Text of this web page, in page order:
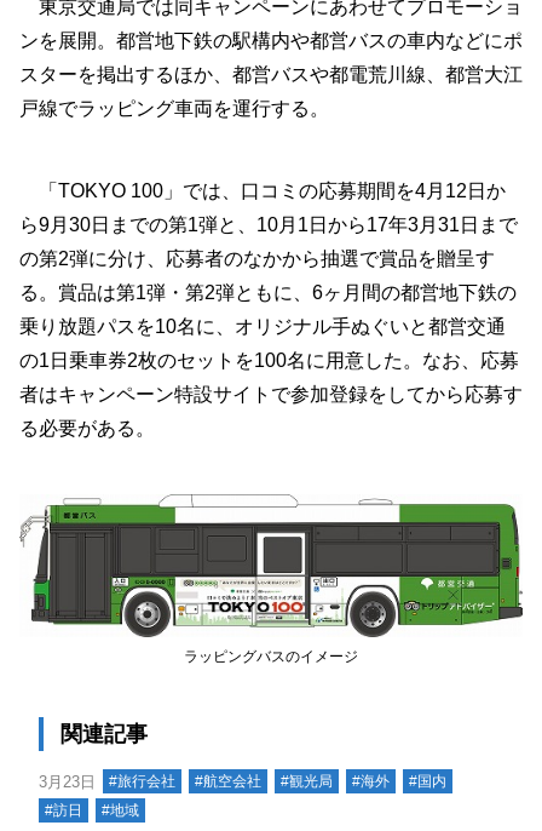
東京交通局では同キャンペーンにあわせてプロモーショ
ンを展開。都営地下鉄の駅構内や都営バスの車内などにポ
スターを掲出するほか、都営バスや都電荒川線、都営大江
戸線でラッピング車両を運行する。
「TOKYO 100」では、口コミの応募期間を4月12日か
ら9月30日までの第1弾と、10月1日から17年3月31日まで
の第2弾に分け、応募者のなかから抽選で賞品を贈呈す
る。賞品は第1弾・第2弾ともに、6ヶ月間の都営地下鉄の
乗り放題パスを10名に、オリジナル手ぬぐいと都営交通
の1日乗車券2枚のセットを100名に用意した。なお、応募
者はキャンペーン特設サイトで参加登録をしてから応募す
る必要がある。
ラッピングバスのイメージ
関連記事
3月23日 #旅行会社 #航空会社 #観光局 #海外
#国内
#訪日
#地域